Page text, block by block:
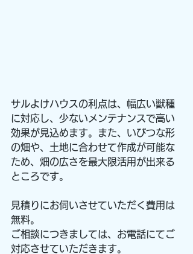
サルよけハウスの利点は、幅広い獣種
に対応し、少ないメンテナンスで高い
効果が見込めます。また、いびつな形
の畑や、土地に合わせて作成が可能な
ため、畑の広さを最大限活用が出来る
ところです。
見積りにお伺いさせていただく費用は
無料。
ご相談につきましては、お電話にてご
対応させていただきます。